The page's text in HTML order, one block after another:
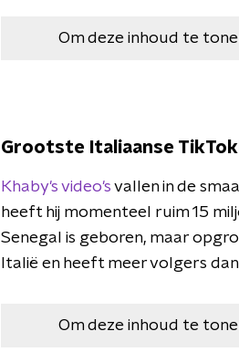
Om deze inhoud te
Grootste Italiaanse
Khaby's video's vallen in de
heeft hij momenteel ruim 15
Senegal is geboren, maar
Italië en heeft meer volgers
Om deze inhoud te